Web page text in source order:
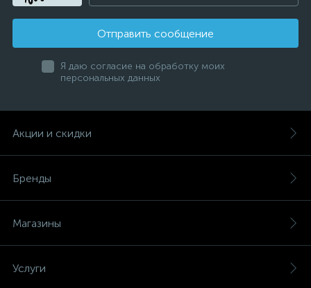
Отправить сообщение
Я даю согласие на обработку моих
персональных данных
Акции и скидки
Бренды
Магазины
Услуги